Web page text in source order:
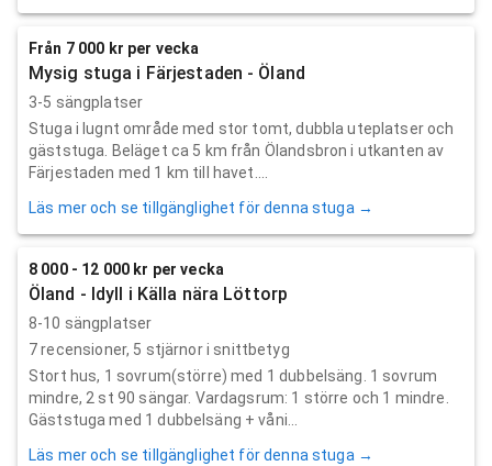
Från 7 000 kr per vecka
Mysig stuga i Färjestaden - Öland
3-5 sängplatser
Stuga i lugnt område med stor tomt, dubbla uteplatser och
gäststuga. Beläget ca 5 km från Ölandsbron i utkanten av
Färjestaden med 1 km till havet....
Läs mer och se tillgänglighet för denna stuga →
8 000 - 12 000 kr per vecka
Öland - Idyll i Källa nära Löttorp
8-10 sängplatser
7recensioner, 5 stjärnor i snittbetyg
Stort hus, 1 sovrum(större) med 1 dubbelsäng. 1 sovrum
mindre, 2 st 90 sängar. Vardagsrum: 1 större och 1 mindre.
Gäststuga med 1 dubbelsäng + våni...
Läs mer och se tillgänglighet för denna stuga →